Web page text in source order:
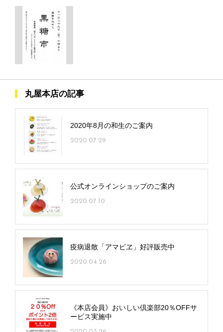
丸屋本店の記事
2020年8月の和生のご案内
2020.07.29
公式オンラインショップのご案内
2020.07.10
疫病退散「アマビヱ」好評販売中
2020.04.26
《本店会員》おいしい倶楽部20％OFFサ
ービス実施中